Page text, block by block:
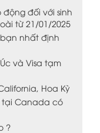
đối với sinh
từ 21/01/2025
nhất định
và Visa tạm
Hoa Kỳ
tại Canada có
?